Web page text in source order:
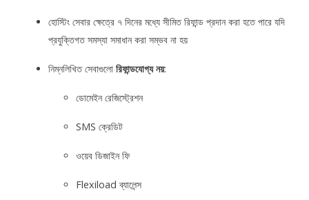
হোস্টিং সেবার ক্ষেত্রে ৭ দিনের মধ্যে সীমিত রিফান্ড প্রদান করা হতে পারে যদি
প্রযুক্তিগত সমস্যা সমাধান করা সম্ভব না হয়
নিম্নলিখিত সেবাগুলো রিফান্ডযোগ্য নয়:
ডোমেইন রেজিস্ট্রেশন
SMS ক্রেডিট
ওয়েব ডিজাইন ফি
Flexiload ব্যালেন্স